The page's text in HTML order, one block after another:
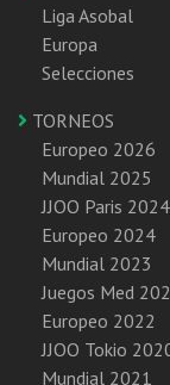
Liga Asobal
Europa
Selecciones
TORNEOS
Europeo 2026
Mundial 2025
JJOO Paris 2024
Europeo 2024
Mundial 2023
Juegos Med
Europeo 2022
JJOO Tokio
Mundial 2021